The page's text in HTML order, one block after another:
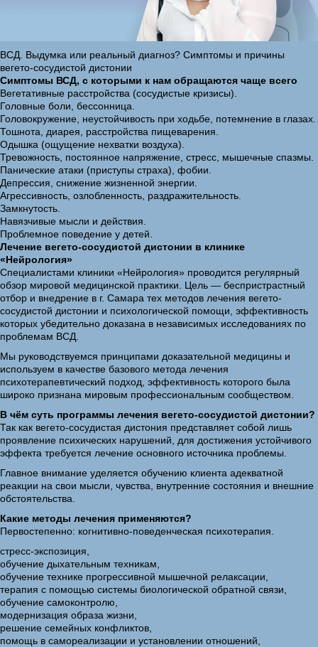
ВСД. Выдумка или реальный диагноз? Симптомы и причины
вегето-сосудистой дистонии
Симптомы ВСД, с которыми к нам обращаются чаще всего
Вегетативные расстройства (сосудистые кризисы).
Головные боли, бессонница.
Головокружение, неустойчивость при ходьбе, потемнение в глазах.
Тошнота, диарея, расстройства пищеварения.
Одышка (ощущение нехватки воздуха).
Тревожность, постоянное напряжение, стресс, мышечные спазмы.
Панические атаки (приступы страха), фобии.
Депрессия, снижение жизненной энергии.
Агрессивность, озлобленность, раздражительность.
Замкнутость.
Навязчивые мысли и действия.
Проблемное поведение у детей.
Лечение вегето-сосудистой дистонии в клинике
«Нейрология»
Специалистами клиники «Нейрология» проводится регулярный
обзор мировой медицинской практики. Цель — беспристрастный
отбор и внедрение в г. Самара тех методов лечения вегето-
сосудистой дистонии и психологической помощи, эффективность
которых убедительно доказана в независимых исследованиях по
проблемам ВСД.
Мы руководствуемся принципами доказательной медицины и
используем в качестве базового метода лечения
психотерапевтический подход, эффективность которого была
широко признана мировым профессиональным сообществом.
В чём суть программы лечения вегето-сосудистой дистонии?
Так как вегето-сосудистая дистония представляет собой лишь
проявление психических нарушений, для достижения устойчивого
эффекта требуется лечение основного источника проблемы.
Главное внимание уделяется обучению клиента адекватной
реакции на свои мысли, чувства, внутренние состояния и внешние
обстоятельства.
Какие методы лечения применяются?
Первостепенно: когнитивно-поведенческая психотерапия.
стресс-экспозиция,
обучение дыхательным техникам,
обучение технике прогрессивной мышечной релаксации,
терапия с помощью системы биологической обратной связи,
обучение самоконтролю,
модернизация образа жизни,
решение семейных конфликтов,
помощь в самореализации и установлении отношений,